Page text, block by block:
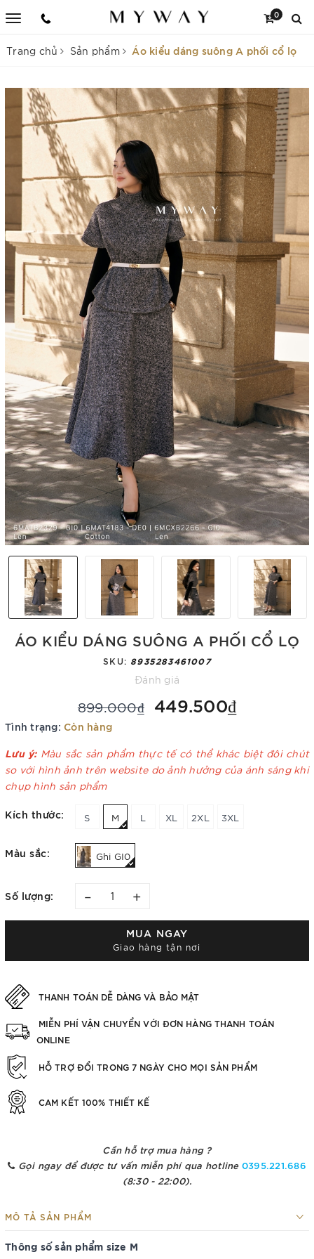
0
Trang chủ Sản phẩm Áo kiểu dáng suông A phối cổ lọ
ÁO KIỂU DÁNG SUÔNG A PHỐI CỔ LỌ
SKU: 8935283461007
Đánh giá
899.000₫ 449.500₫
Tình trạng: Còn hàng
Lưu ý: Màu sắc sản phẩm thực tế có thể khác biệt đôi chút
so với hình ảnh trên website do ảnh hưởng của ánh sáng khi
chụp hình sản phẩm
Kích thước: S M L XL 2XL 3XL
Màu sắc: Ghi GI0
Số lượng: – +
MUA NGAY
Giao hàng tận nơi
THANH TOÁN DỄ DÀNG VÀ BẢO MẬT
MIỄN PHÍ VẬN CHUYỂN VỚI ĐƠN HÀNG THANH TOÁN
ONLINE
HỖ TRỢ ĐỔI TRONG 7 NGÀY CHO MỌI SẢN PHẨM
CAM KẾT 100% THIẾT KẾ
Cần hỗ trợ mua hàng ?
Gọi ngay để được tư vấn miễn phí qua hotline 0395.221.686
(8:30 - 22:00).
MÔ TẢ SẢN PHẨM
Thông số sản phẩm size M